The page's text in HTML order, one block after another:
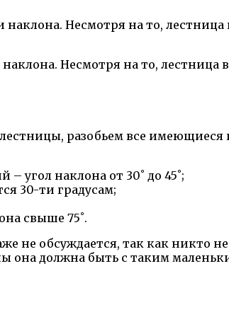
Несмотря на то, лестница
разобьем все
угол наклона от 30˚ до 45˚;
30-ти градусам;
свыше 75˚.
не обсуждается, так как никто
она должна быть с таким